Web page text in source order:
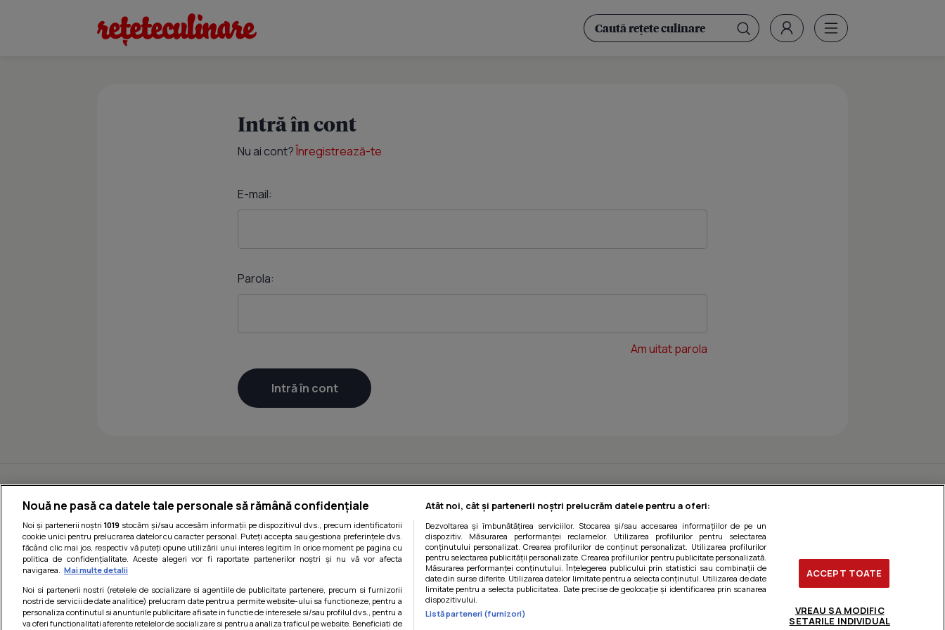
Intră în cont
Nu ai cont?Înregistrează-te
E-mail:
Parola:
Am uitat parola
Nouă ne pasă ca datele tale personale să rămână confidențiale
Noi și partenerii noștri1019 stocăm și/sau accesăm informații pe dispozitivul dvs., precum identificatorii
cookie unici pentru prelucrarea datelor cu caracter personal. Puteți accepta sau gestiona preferințele dvs.
făcând clic mai jos, respectiv vă puteți opune utilizării unui interes legitim în orice moment pe pagina cu
politica de confidențialitate. Aceste alegeri vor fi raportate partenerilor noștri și nu vă vor afecta
navigarea. Mai multe detalii
Noi si partenerii nostri (retelele de socializare si agentiile de publicitate partenere, precum si furnizorii
nostri de servicii de date analitice) prelucram date pentru a permite website-ului sa functioneze, pentru a
personaliza continutul si anunturile publicitare afisate in functie de interesele si/sau profilul dvs., pentru a
va oferi functionalitati aferente retelelor de socializare si pentru a analiza traficul pe website. Beneficiati de
Atât noi, cât și partenerii noștri prelucrăm datele pentru a oferi:
Dezvoltarea și îmbunătățirea serviciilor. Stocarea și/sau accesarea informațiilor de pe un
dispozitiv. Măsurarea performanței reclamelor. Utilizarea profilurilor pentru selectarea
conținutului personalizat. Crearea profilurilor de conținut personalizat. Utilizarea profilurilor
pentru selectarea publicității personalizate. Crearea profilurilor pentru publicitate personalizată.
Măsurarea performanței conținutului. Înțelegerea publicului prin statistici sau combinații de
date din surse diferite. Utilizarea datelor limitate pentru a selecta conținutul. Utilizarea de date
limitate pentru a selecta publicitatea. Date precise de geolocație și identificarea prin scanarea
dispozitivului.
Listă parteneri (furnizori)
ACCEPT TOATE
VREAU SA MODIFIC
SETARILE INDIVIDUAL